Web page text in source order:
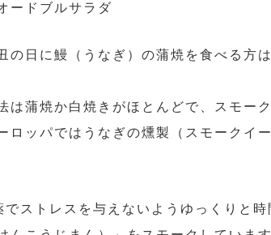
ードブルサラダ
の日に鰻（うなぎ）の蒲焼を食べる方
は蒲焼か白焼きがほとんどで、スモー
ロッパではうなぎの燻製（スモークイ
ストレスを与えないようゆっくりと時